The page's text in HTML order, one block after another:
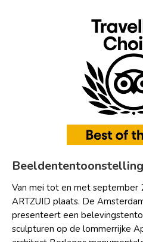
Beeldententoonstelling
Van mei tot en met september
ARTZUID plaats. De
presenteert een
sculpturen op de lommerrijke